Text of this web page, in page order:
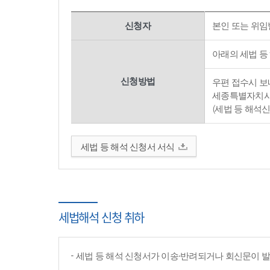
신청자 본인 또는 위
신청방법
아래의 세법
우편 접수시
세종특별자치
(세법 등 해석
세법 등 해석 신청서 서식
세법해석 신청 취하
세법 등 해석 신청서가 이송·반려되거나 회신문이